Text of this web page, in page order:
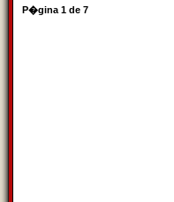
P�gina 1 de 7